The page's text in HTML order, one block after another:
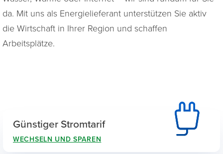
da. Mit uns als Energielieferant unterstützen Sie aktiv
die Wirtschaft in Ihrer Region und schaffen
Arbeitsplätze.
Günstiger Stromtarif
WECHSELN UND SPAREN